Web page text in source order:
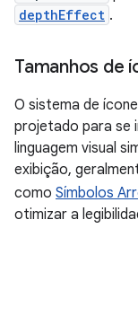
depthEffect .
Tamanhos de
O sistema de
projetado para se
linguagem visual
exibição,
como Símbolos
otimizar a